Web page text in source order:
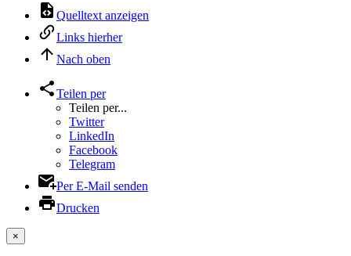
Quelltext anzeigen
Links hierher
Nach oben
Teilen per
Teilen per...
Twitter
LinkedIn
Facebook
Telegram
Per E-Mail senden
Drucken
×